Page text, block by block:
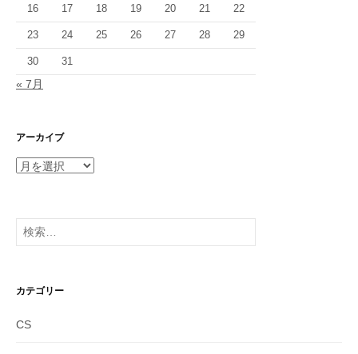
16 17 18 19 20 21 22
23 24 25 26 27 28 29
30 31
« 7月
アーカイブ
ア
イ
ブ
検
索:
カテゴリー
CS